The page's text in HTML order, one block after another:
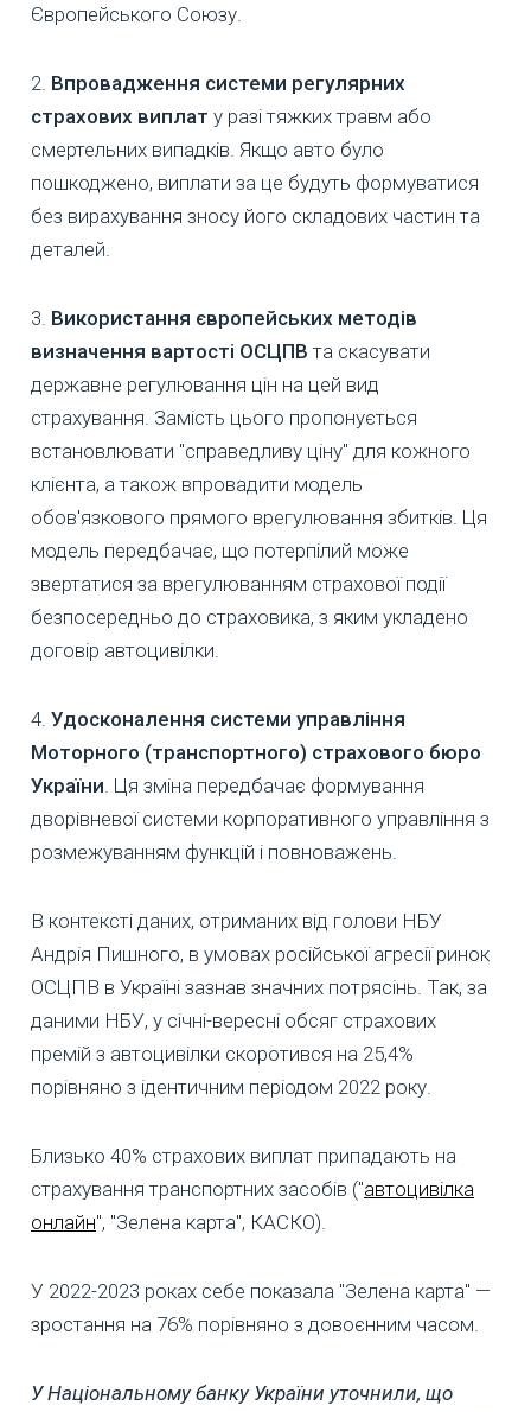
Європейського Союзу.
2. Впровадження системи регулярних
страхових виплат у разі тяжких травм або
смертельних випадків. Якщо авто було
пошкоджено, виплати за це будуть формуватися
без вирахування зносу його складових частин та
деталей.
3. Використання європейських методів
визначення вартості ОСЦПВта скасувати
державне регулювання цін на цей вид
страхування. Замість цього пропонується
встановлювати "справедливу ціну" для кожного
клієнта, а також впровадити модель
обов'язкового прямого врегулювання збитків. Ця
модель передбачає, що потерпілий може
звертатися за врегулюванням страхової події
безпосередньо до страховика, з яким укладено
договір автоцивілки.
4. Удосконалення системи управління
Моторного (транспортного) страхового бюро
України . Ця зміна передбачає формування
дворівневої системи корпоративного управління з
розмежуванням функцій і повноважень.
В контексті даних, отриманих від голови НБУ
Андрія Пишного, в умовах російської агресії ринок
ОСЦПВ в Україні зазнав значних потрясінь. Так, за
даними НБУ, у січні-вересні обсяг страхових
премій з автоцивілки скоротився на 25,4%
порівняно з ідентичним періодом 2022 року.
Близько 40% страхових виплат припадають на
страхування транспортних засобів ("автоцивілка
онлайн", "Зелена карта", КАСКО).
У 2022-2023 роках себе показала "Зелена карта" —
зростання на 76% порівняно з довоєнним часом.
У Національному банку України уточнили, що